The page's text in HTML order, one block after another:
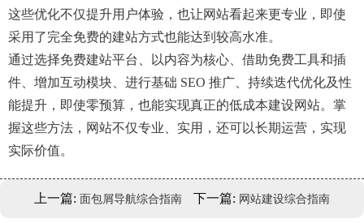
这些优化不仅提升用户体验，也让网站看起来更专业，即使
采用了完全免费的建站方式也能达到较高水准。
通过选择免费建站平台、以内容为核心、借助免费工具和插
件、增加互动模块、进行基础 SEO 推广、持续迭代优化及性
能提升，即使零预算，也能实现真正的低成本建设网站。掌
握这些方法，网站不仅专业、实用，还可以长期运营，实现
实际价值。
上一篇: 面包屑导航综合指南 下一篇: 网站建设综合指南